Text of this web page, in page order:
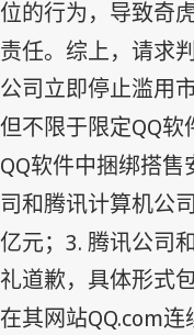
位的行为，导致奇
责任。综上，请求判
公司立即停止滥用
但不限于限定QQ软
QQ软件中捆绑搭售
司和腾讯计算机公
亿元； 3. 腾讯公司
礼道歉，具体形式
在其网站QQ.com连